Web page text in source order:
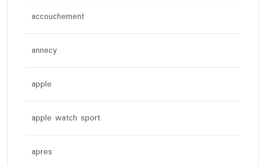
accouchement
annecy
apple
apple watch sport
apres